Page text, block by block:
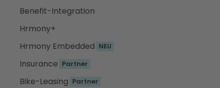
Benefit-Integration
Hrmony+
Hrmony Embedded NEU
Insurance Partner
Bike-Leasing Partner